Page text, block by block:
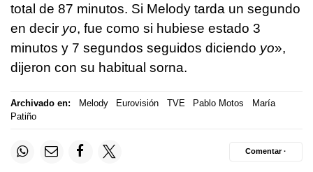
total de 87 minutos. Si Melody tarda un segundo
en decir yo, fue como si hubiese estado 3
minutos y 7 segundos seguidos diciendo yo»,
dijeron con su habitual sorna.
Archivado en: Melody Eurovisión TVE Pablo Motos
María
Patiño
Comentar ·